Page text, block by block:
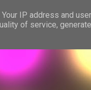
IP address and
of service,